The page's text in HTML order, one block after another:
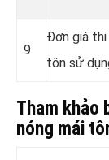
9
Đơn giá
tôn sử
Tham khảo
nóng mái